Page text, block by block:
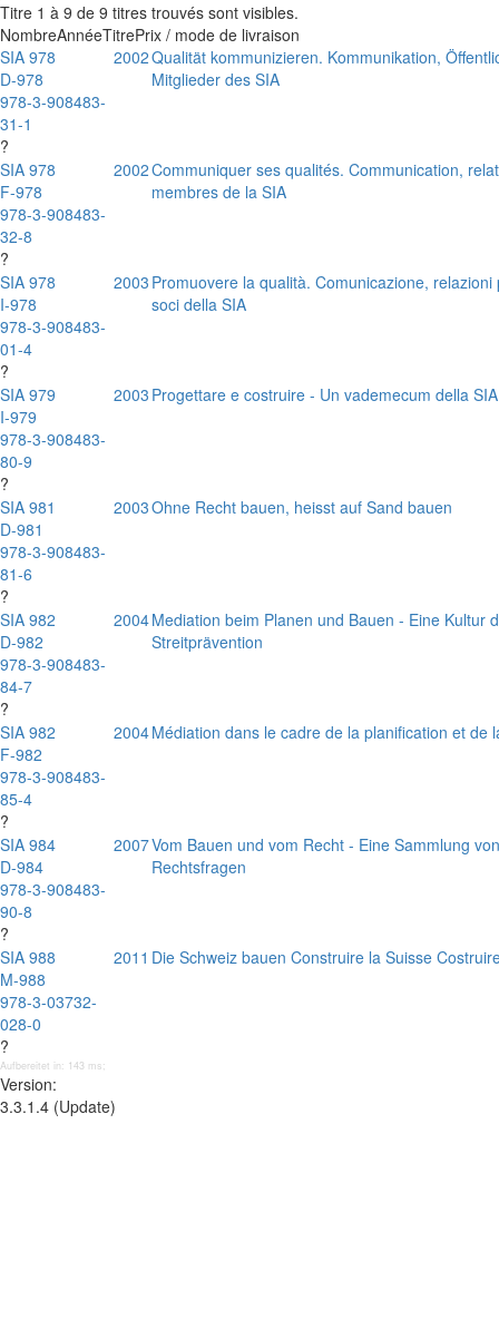
Titre 1 à 9 de 9 titres trouvés sont visibles.
NombreAnnéeTitrePrix / mode de livraison
SIA 978
D-978
978-3-908483-
31-1
?
2002Qualität kommunizieren. Kommunikation,
Mitglieder des SIA
SIA 978
F-978
978-3-908483-
32-8
?
2002Communiquer ses qualités. Communication,
membres de la SIA
SIA 978
I-978
978-3-908483-
01-4
?
2003 Promuovere la qualità. Comunicazione,
soci della SIA
SIA 979
I-979
978-3-908483-
80-9
?
2003 Progettare e costruire - Un vademecum della
SIA 981
D-981
978-3-908483-
81-6
?
2003Ohne Recht bauen, heisst auf Sand bauen
SIA 982
D-982
978-3-908483-
84-7
?
2004Mediation beim Planen und Bauen - Eine Kultur
Streitprävention
SIA 982
F-982
978-3-908483-
85-4
?
2004Médiation dans le cadre de la planification et de
SIA 984
D-984
978-3-908483-
90-8
?
2007Vom Bauen und vom Recht - Eine Sammlung
Rechtsfragen
SIA 988
M-988
978-3-03732-
028-0
?
2011 Die Schweiz bauen Construire la Suisse
Aufbereitet in: 143 ms;
Version:
3.3.1.4 (Update)